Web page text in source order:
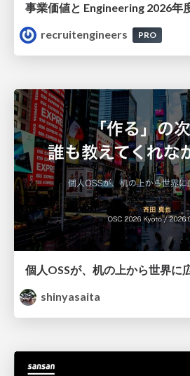
事業価値と Engineering 2026年
recruitengineers
PRO
個人OSSが、机の上から世界に
shinyasaita